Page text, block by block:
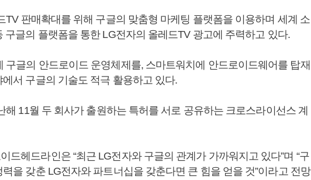
TV 판매확대를 위해 구글의 맞춤형 마케팅 플랫폼을 이용하며 세계 소
구글의 플랫폼을 통한 LG전자의 올레드TV 광고에 주력하고 있다.
구글의 안드로이드 운영체제를, 스마트워치에 안드로이드웨어를 탑재
서 구글의 기술도 적극 활용하고 있다.
해 11월 두 회사가 출원하는 특허를 서로 공유하는 크로스라이선스 계
드헤드라인은 “최근 LG전자와 구글의 관계가 가까워지고 있다”며 “구
을 갖춘 LG전자와 파트너십을 갖춘다면 큰 힘을 얻을 것”이라고 전망